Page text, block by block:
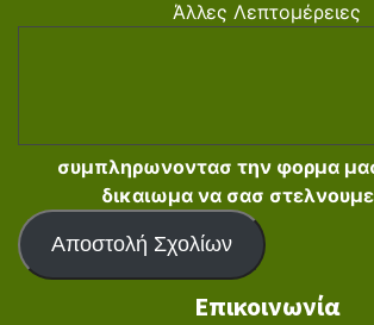
Άλλες Λεπτομέρειες
συμπληρωνοντασ την φορμα
δικαιωμα να σασ
Αποστολή Σχολίων
Επικοινωνία